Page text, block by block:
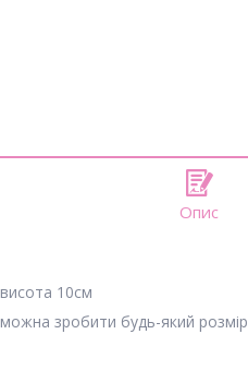
Опис
висота 10см
можна зробити будь-який розмір